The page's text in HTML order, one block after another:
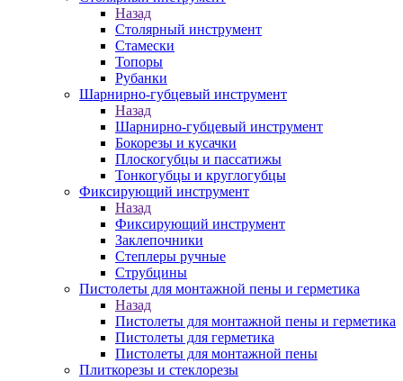
Назад
Столярный инструмент
Стамески
Топоры
Рубанки
Шарнирно-губцевый инструмент
Назад
Шарнирно-губцевый инструмент
Бокорезы и кусачки
Плоскогубцы и пассатижы
Тонкогубцы и круглогубцы
Фиксирующий инструмент
Назад
Фиксирующий инструмент
Заклепочники
Степлеры ручные
Струбцины
Пистолеты для монтажной пены и герметика
Назад
Пистолеты для монтажной пены и герметика
Пистолеты для герметика
Пистолеты для монтажной пены
Плиткорезы и стеклорезы